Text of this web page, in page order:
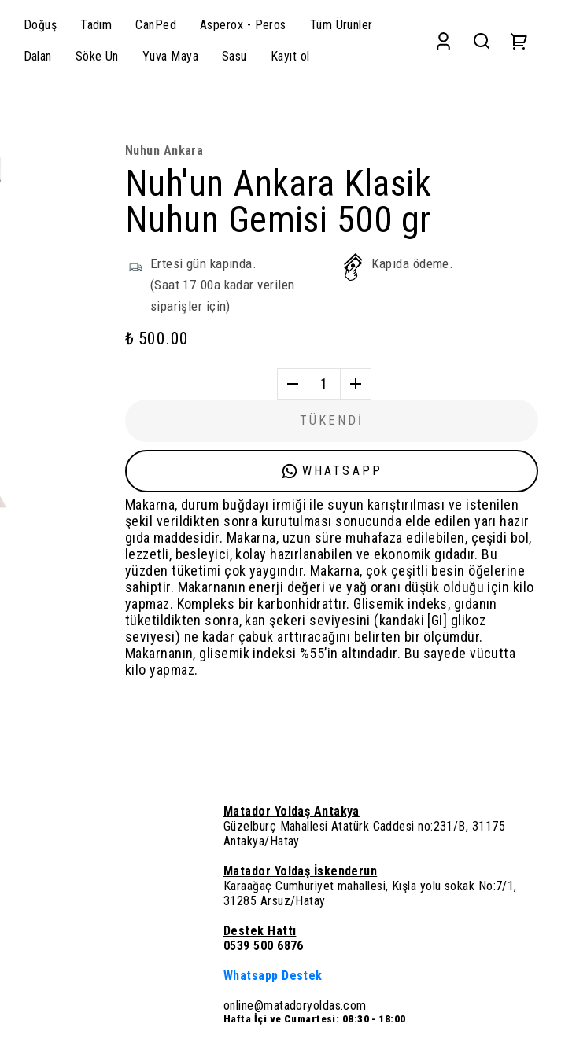
Doğuş Tadım CanPed Asperox - Peros Tüm Ürünler
Dalan Söke Un Yuva Maya Sasu Kayıt ol
Nuhun Ankara
Nuh'un Ankara Klasik
Nuhun Gemisi 500 gr
Ertesi gün kapında.
(Saat 17.00a kadar verilen
siparişler için)
Kapıda ödeme.
₺ 500.00
1
TÜKENDİ
WHATSAPP
Makarna, durum buğdayı irmiği ile suyun karıştırılması ve istenilen
şekil verildikten sonra kurutulması sonucunda elde edilen yarı hazır
gıda maddesidir. Makarna, uzun süre muhafaza edilebilen, çeşidi bol,
lezzetli, besleyici, kolay hazırlanabilen ve ekonomik gıdadır. Bu
yüzden tüketimi çok yaygındır. Makarna, çok çeşitli besin öğelerine
sahiptir. Makarnanın enerji değeri ve yağ oranı düşük olduğu için kilo
yapmaz. Kompleks bir karbonhidrattır. Glisemik indeks, gıdanın
tüketildikten sonra, kan şekeri seviyesini (kandaki [GI] glikoz
seviyesi) ne kadar çabuk arttıracağını belirten bir ölçümdür.
Makarnanın, glisemik indeksi %55’in altındadır. Bu sayede vücutta
kilo yapmaz.
Matador Yoldaş Antakya
Güzelburç Mahallesi Atatürk Caddesi no:231/B, 31175
Antakya/Hatay
Matador Yoldaş İskenderun
Karaağaç Cumhuriyet mahallesi, Kışla yolu sokak No:7/1,
31285 Arsuz/Hatay
Destek Hattı
0539 500 6876
Whatsapp Destek
online@matadoryoldas.com
Hafta İçi ve Cumartesi: 08:30 - 18:00